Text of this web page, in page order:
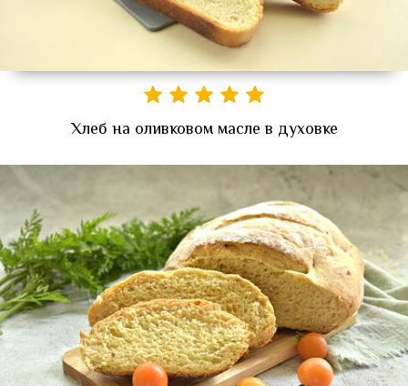
Хлеб на оливковом масле в духовке